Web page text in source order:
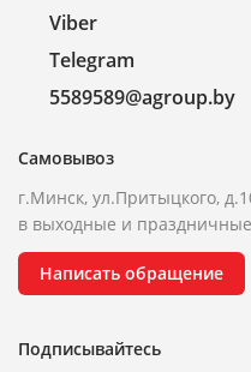
Viber
Telegram
5589589@agroup.by
Самовывоз
г.Минск, ул.Притыцкого,
в выходные и
Написать обращение
Подписывайтесь